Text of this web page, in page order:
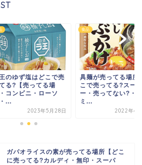
のゆず塩はどこで売
る?【売ってる場
コンビニ・ローソ
...
2023年5月28日
食品
具麺が売ってる場所
こで売ってる?スー
ー・売ってない?・
ミ...
2022年4
ガパオライスの素が売ってる場所【どこ
に売ってる?カルディ・無印・スーパ